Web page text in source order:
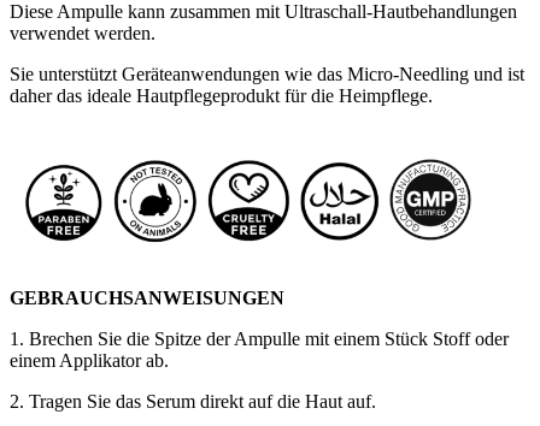
Diese Ampulle kann zusammen mit Ultraschall-Hautbehandlungen
verwendet werden.
Sie unterstützt Geräteanwendungen wie das Micro-Needling und ist
daher das ideale Hautpflegeprodukt für die Heimpflege.
GEBRAUCHSANWEISUNGEN
1. Brechen Sie die Spitze der Ampulle mit einem Stück Stoff oder
einem Applikator ab.
2. Tragen Sie das Serum direkt auf die Haut auf.